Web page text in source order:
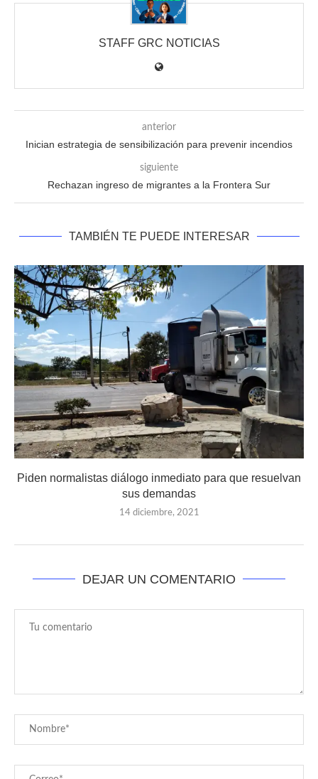
STAFF GRC NOTICIAS
anterior
Inician estrategia de sensibilización para prevenir incendios
siguiente
Rechazan ingreso de migrantes a la Frontera Sur
TAMBIÉN TE PUEDE INTERESAR
Piden normalistas diálogo inmediato para que resuelvan
sus demandas
14 diciembre, 2021
DEJAR UN COMENTARIO